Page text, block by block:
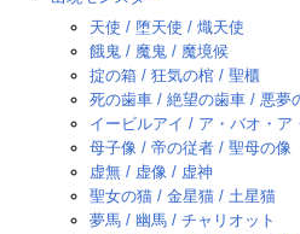
天使 / 堕天使 / 熾天使
餓鬼 / 魔鬼 / 魔境候
掟の箱 / 狂気の棺 / 聖櫃
死の歯車 / 絶望の歯車 / 悪夢
イービルアイ / ア・バオ・ア
母子像 / 帝の従者 / 聖母の像
虚無 / 虚像 / 虚神
聖女の猫 / 金星猫 / 土星猫
夢馬 / 幽馬 / チャリオット